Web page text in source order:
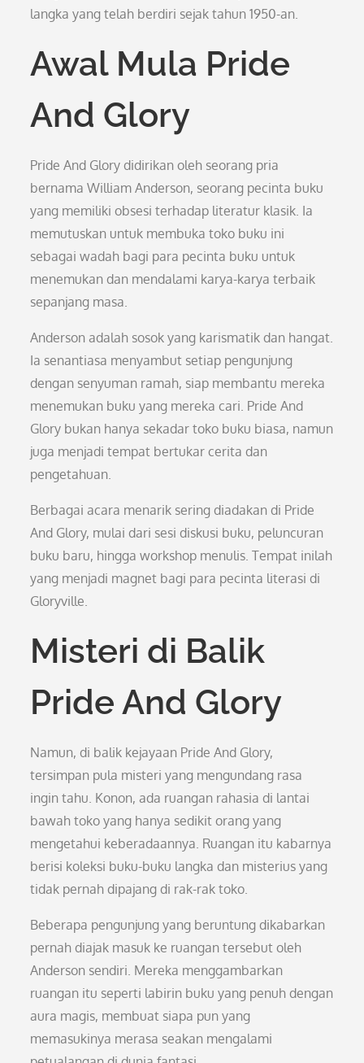
langka yang telah berdiri sejak tahun 1950-an.
Awal Mula Pride
And Glory
Pride And Glory didirikan oleh seorang pria
bernama William Anderson, seorang pecinta buku
yang memiliki obsesi terhadap literatur klasik. Ia
memutuskan untuk membuka toko buku ini
sebagai wadah bagi para pecinta buku untuk
menemukan dan mendalami karya-karya terbaik
sepanjang masa.
Anderson adalah sosok yang karismatik dan hangat.
Ia senantiasa menyambut setiap pengunjung
dengan senyuman ramah, siap membantu mereka
menemukan buku yang mereka cari. Pride And
Glory bukan hanya sekadar toko buku biasa, namun
juga menjadi tempat bertukar cerita dan
pengetahuan.
Berbagai acara menarik sering diadakan di Pride
And Glory, mulai dari sesi diskusi buku, peluncuran
buku baru, hingga workshop menulis. Tempat inilah
yang menjadi magnet bagi para pecinta literasi di
Gloryville.
Misteri di Balik
Pride And Glory
Namun, di balik kejayaan Pride And Glory,
tersimpan pula misteri yang mengundang rasa
ingin tahu. Konon, ada ruangan rahasia di lantai
bawah toko yang hanya sedikit orang yang
mengetahui keberadaannya. Ruangan itu kabarnya
berisi koleksi buku-buku langka dan misterius yang
tidak pernah dipajang di rak-rak toko.
Beberapa pengunjung yang beruntung dikabarkan
pernah diajak masuk ke ruangan tersebut oleh
Anderson sendiri. Mereka menggambarkan
ruangan itu seperti labirin buku yang penuh dengan
aura magis, membuat siapa pun yang
memasukinya merasa seakan mengalami